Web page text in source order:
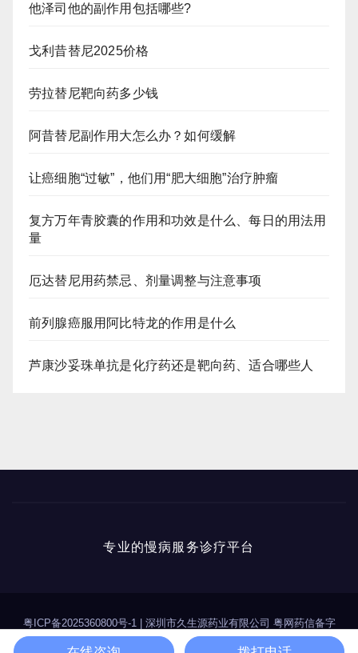
他泽司他的副作用包括哪些?
戈利昔替尼2025价格
劳拉替尼靶向药多少钱
阿昔替尼副作用大怎么办？如何缓解
让癌细胞“过敏”，他们用“肥大细胞”治疗肿瘤
复方万年青胶囊的作用和功效是什么、每日的用法用
量
厄达替尼用药禁忌、剂量调整与注意事项
前列腺癌服用阿比特龙的作用是什么
芦康沙妥珠单抗是化疗药还是靶向药、适合哪些人
专业的慢病服务诊疗平台
粤ICP备2025360800号-1
深圳市久生源药业有限公司 粤网药信备字
（2025）第00114号